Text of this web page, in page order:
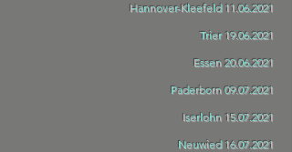
Hannover-Kleefeld11.06.2021
Trier19.06.2021
Essen20.06.2021
Paderborn09.07.2021
Iserlohn 15.07.2021
Neuwied16.07.2021